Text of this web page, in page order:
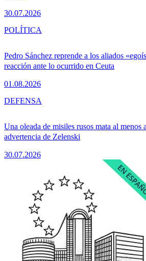
30.07.2026
Pedro Sánchez reprende a los aliados
reacción ante lo ocurrido en Ceuta
01.08.2026
POLÍTICA
Una oleada de misiles rusos mata al menos
advertencia de Zelenski
30.07.2026
DEFENSA